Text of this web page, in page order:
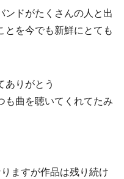
ドがたくさんの人と出
を今でも新鮮にとても
ありがとう
も曲を聴いてくれてたみ
ますが作品は残り続け